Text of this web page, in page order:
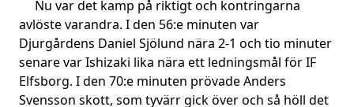
Nu var det kamp på riktigt och kontringarna
avlöste varandra. I den 56:e minuten var
Djurgårdens Daniel Sjölund nära 2-1 och tio minuter
senare var Ishizaki lika nära ett ledningsmål för IF
Elfsborg. I den 70:e minuten prövade Anders
Svensson skott, som tyvärr gick över och så höll det